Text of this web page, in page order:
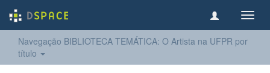
Navegação BIBLIOTECA TEMÁTICA: O Artista na UFPR por
título